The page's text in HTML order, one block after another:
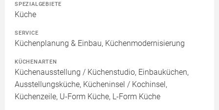
SPEZIALGEBIETE
Küche
SERVICE
Küchenplanung & Einbau, Küchenmodernisierung
KÜCHENARTEN
Küchenausstellung / Küchenstudio, Einbauküchen,
Ausstellungsküche, Kücheninsel / Kochinsel,
Küchenzeile, U-Form Küche, L-Form Küche